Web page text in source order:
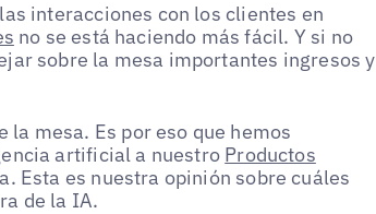
interacciones con los clientes en
no se está haciendo más fácil. Y si no
sobre la mesa importantes ingresos y
la mesa. Es por eso que hemos
artificial a nuestro Productos
Esta es nuestra opinión sobre cuáles
de la IA.